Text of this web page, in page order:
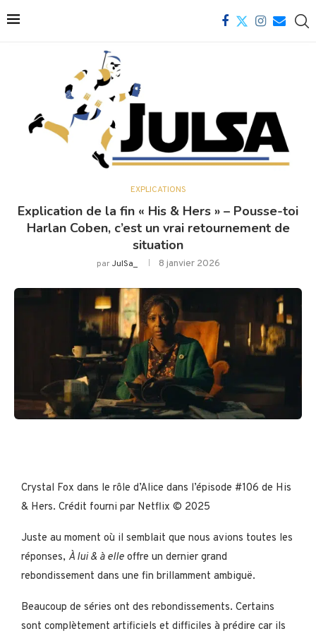
EXPLICATIONS
Explication de la fin « His & Hers » – Pousse-toi
Harlan Coben, c’est un vrai retournement de
situation
parJulSa_ 8 janvier 2026
Crystal Fox dans le rôle d’Alice dans l’épisode #106 de His
& Hers. Crédit fourni par Netflix © 2025
Juste au moment où il semblait que nous avions toutes les
réponses, À lui & à elle offre un dernier grand
rebondissement dans une fin brillamment ambiguë.
Beaucoup de séries ont des rebondissements. Certains
sont complètement artificiels et difficiles à prédire car ils